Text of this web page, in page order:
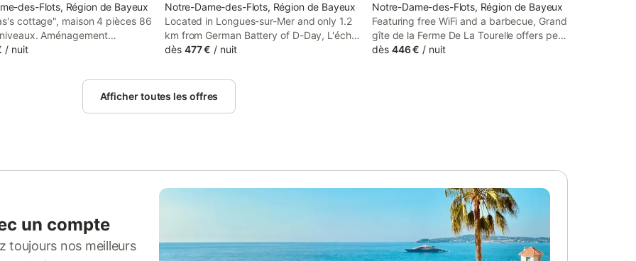
des-Flots, Région de Bayeux
cottage", maison 4 pièces 86
Aménagement
et moderne: entrée.
(câblée) (écran plat), chaîne
DVD. Sortie sur la terrasse.
terrasse. A disposition: lave-
haute pour enfant, lit bébé
sèche-cheveux. Internet
/ nuit
Notre-Dame-des-Flots, Région de Bayeux
Located in Longues-sur-Mer and only 1.2
km from German Battery of D-Day, L'écho
des vagues provides accommodation with
parking. This recently renovated villa is
located 7.9 km from D-Day Museum and
dès 477 € / nuit
Notre-Dame-des-Flots, Région de Bayeux
Featuring free WiFi and a barbecue, Grand
gîte de la Ferme De La Tourelle offers pet-
friendly accommodation in Longues-sur-
dès 446 € / nuit
Afficher toutes les offres
un compte
toujours nos meilleurs